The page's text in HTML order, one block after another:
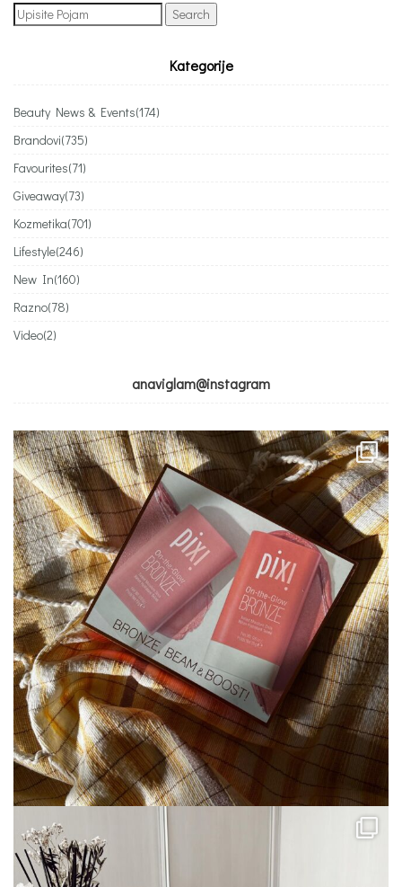
Search
for:
Kategorije
Beauty News & Events(174)
Brandovi(735)
Favourites(71)
Giveaway(73)
Kozmetika(701)
Lifestyle(246)
New In(160)
Razno(78)
Video(2)
anaviglam@instagram